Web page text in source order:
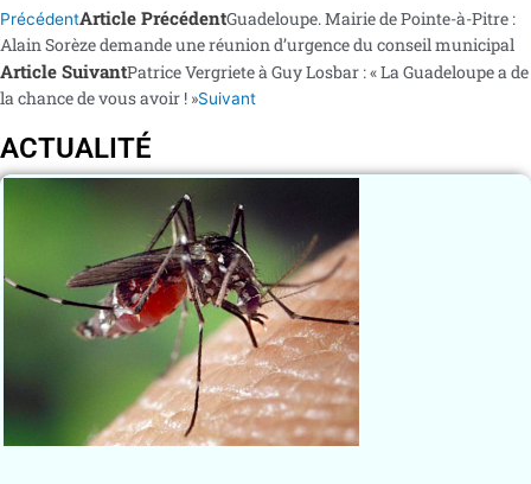
PrécédentArticle PrécédentGuadeloupe. Mairie de Pointe-à-Pitre :
Alain Sorèze demande une réunion d’urgence du conseil municipal
Article SuivantPatrice Vergriete à Guy Losbar : « La Guadeloupe a de
la chance de vous avoir ! »Suivant
ACTUALITÉ